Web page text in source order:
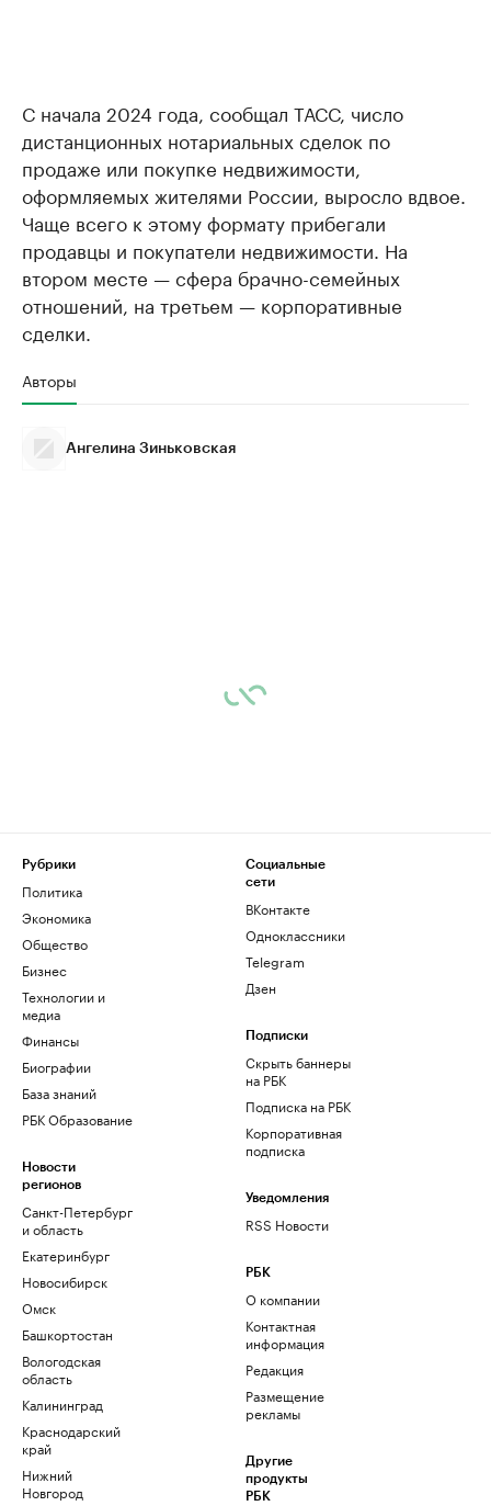
С начала 2024 года, сообщал ТАСС, число
дистанционных нотариальных сделок по
продаже или покупке недвижимости,
оформляемых жителями России, выросло вдвое.
Чаще всего к этому формату прибегали
продавцы и покупатели недвижимости. На
втором месте — сфера брачно-семейных
отношений, на третьем — корпоративные
сделки.
Авторы
Ангелина Зиньковская
Рубрики
Политика
Экономика
Общество
Бизнес
Технологии и
медиа
Финансы
Биографии
База знаний
РБК Образование
Новости
регионов
Санкт-Петербург
и область
Екатеринбург
Новосибирск
Омск
Башкортостан
Вологодская
область
Калининград
Краснодарский
край
Нижний
Новгород
Социальные
сети
ВКонтакте
Одноклассники
Telegram
Дзен
Подписки
Скрыть баннеры
на РБК
Подписка на РБК
Корпоративная
подписка
Уведомления
RSS Новости
РБК
О компании
Контактная
информация
Редакция
Размещение
рекламы
Другие
продукты
РБК